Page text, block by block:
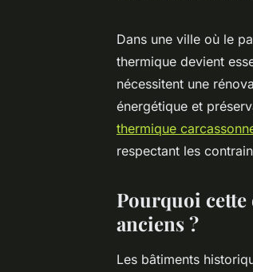
Dans une ville où le
thermique devient
nécessitent une
énergétique et
thermique
respectant les
Pourquoi
anciens ?
Les bâtiments